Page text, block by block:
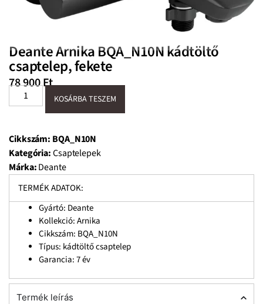
Deante Arnika BQA_N10N kádtöltő
csaptelep, fekete
78 900Ft
KOSÁRBA TESZEM
Cikkszám: BQA_N10N
Kategória:Csaptelepek
Márka:Deante
TERMÉK ADATOK:
Gyártó: Deante
Kollekció: Arnika
Cikkszám: BQA_N10N
Típus: kádtöltő csaptelep
Garancia: 7 év
Termék leírás